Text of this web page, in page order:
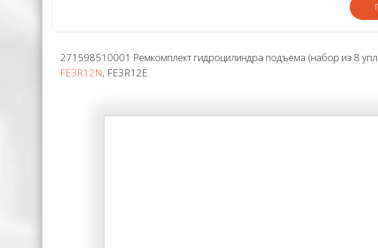
271598510001 Ремкомплект гидроцилиндра подъема (набор из 8
FE3R12N, FE3R12E.